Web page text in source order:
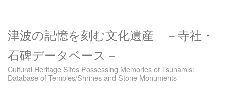
津波の記憶を刻む文化遺産 －寺社・
石碑データベース－
Cultural Heritage Sites Possessing Memories of Tsunamis:
Database of Temples/Shrines and Stone Monuments